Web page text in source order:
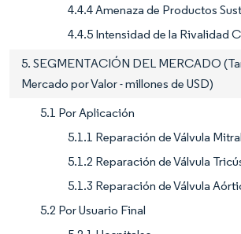
4.4.4 Amenaza de Productos
4.4.5 Intensidad de la Rivalidad
5. SEGMENTACIÓN DEL MERCADO
Mercado por Valor - millones de USD)
5.1 Por Aplicación
5.1.1 Reparación de Válvula Mitral
5.1.2 Reparación de Válvula
5.1.3 Reparación de Válvula
5.2 Por Usuario Final